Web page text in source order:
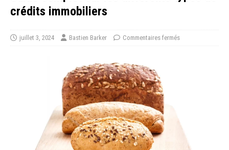
crédits immobiliers
juillet 3, 2024 Bastien Barker Commentaires fermés